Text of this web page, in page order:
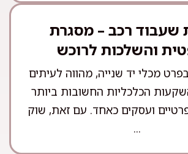
שעבוד רכב – מסגרת
והשלכות לרוכש
מכלי יד שנייה, מהווה לעיתים
הכלכליות החשובות ביותר
ועסקים כאחד. עם זאת, שוק
...